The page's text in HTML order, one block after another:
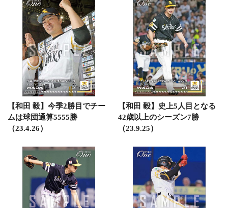
【和田 毅】今季2勝目でチー
ムは球団通算5555勝
（23.4.26）
【和田 毅】史上5人目となる
42歳以上のシーズン7勝
（23.9.25）